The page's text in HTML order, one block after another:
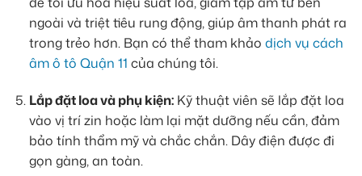
ngoài và triệt tiêu rung động, giúp âm thanh phát ra
trong trẻo hơn. Bạn có thể tham khảo dịch vụ cách
âm ô tô Quận 11 của chúng tôi.
Lắp đặt loa và phụ kiện:Kỹ thuật viên sẽ lắp đặt loa
vào vị trí zin hoặc làm lại mặt dưỡng nếu cần, đảm
bảo tính thẩm mỹ và chắc chắn. Dây điện được đi
gọn gàng, an toàn.